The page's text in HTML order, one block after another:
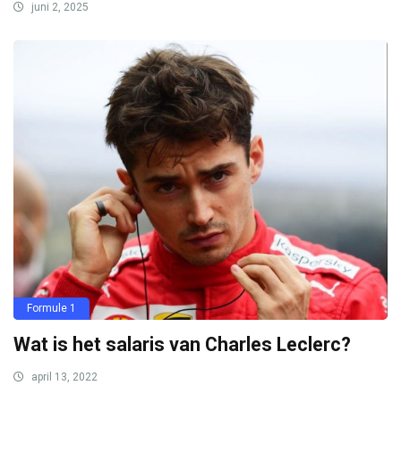
juni 2, 2025
Formule 1
Wat is het salaris van Charles Leclerc?
april 13, 2022